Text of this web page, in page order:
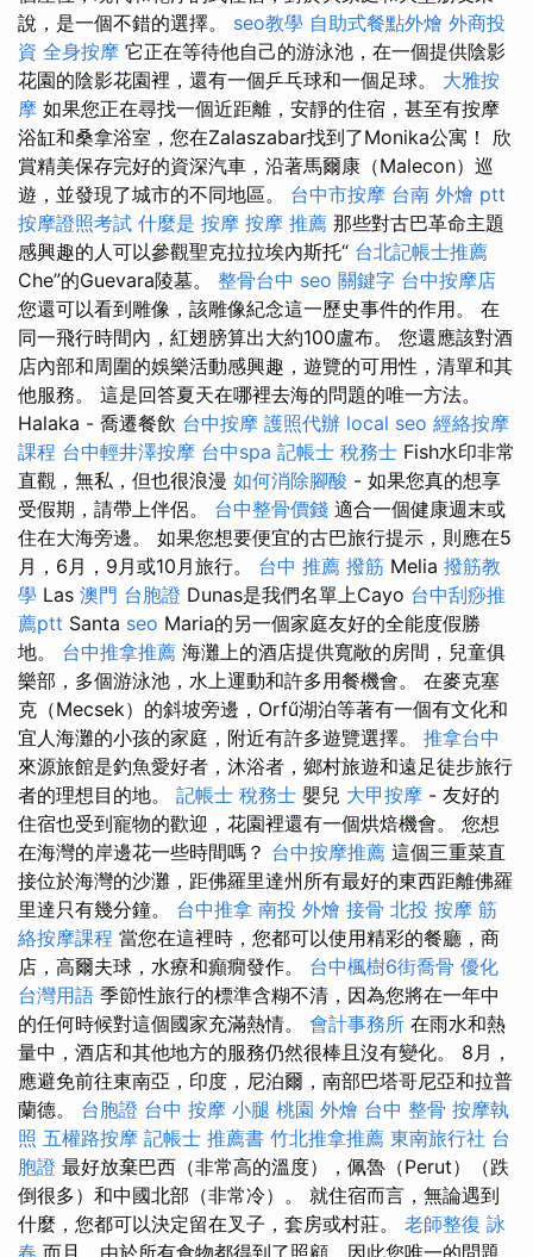
說，是一個不錯的選擇。 seo教學 自助式餐點外燴 外商投
資 全身按摩 它正在等待他自己的游泳池，在一個提供陰影
花園的陰影花園裡，還有一個乒乓球和一個足球。 大雅按
摩 如果您正在尋找一個近距離，安靜的住宿，甚至有按摩
浴缸和桑拿浴室，您在Zalaszabar找到了Monika公寓！ 欣
賞精美保存完好的資深汽車，沿著馬爾康（Malecon）巡
遊，並發現了城市的不同地區。 台中市按摩 台南 外燴 ptt
按摩證照考試 什麼是 按摩 按摩 推薦 那些對古巴革命主題
感興趣的人可以參觀聖克拉拉埃內斯托“ 台北記帳士推薦
Che”的Guevara陵墓。 整骨台中 seo 關鍵字 台中按摩店
您還可以看到雕像，該雕像紀念這一歷史事件的作用。 在
同一飛行時間內，紅翅膀算出大約100盧布。 您還應該對酒
店內部和周圍的娛樂活動感興趣，遊覽的可用性，清單和其
他服務。 這是回答夏天在哪裡去海的問題的唯一方法。
Halaka - 喬遷餐飲 台中按摩 護照代辦 local seo 經絡按摩
課程 台中輕井澤按摩 台中spa 記帳士 稅務士 Fish水印非常
直觀，無私，但也很浪漫 如何消除腳酸 - 如果您真的想享
受假期，請帶上伴侶。 台中整骨價錢 適合一個健康週末或
住在大海旁邊。 如果您想要便宜的古巴旅行提示，則應在5
月，6月，9月或10月旅行。 台中 推薦 撥筋 Melia 撥筋教
學 Las 澳門 台胞證 Dunas是我們名單上Cayo 台中刮痧推
薦ptt Santa seo Maria的另一個家庭友好的全能度假勝
地。 台中推拿推薦 海灘上的酒店提供寬敞的房間，兒童俱
樂部，多個游泳池，水上運動和許多用餐機會。 在麥克塞
克（Mecsek）的斜坡旁邊，Orfű湖泊等著有一個有文化和
宜人海灘的小孩的家庭，附近有許多遊覽選擇。 推拿台中
來源旅館是釣魚愛好者，沐浴者，鄉村旅遊和遠足徒步旅行
者的理想目的地。 記帳士 稅務士 嬰兒 大甲按摩 - 友好的
住宿也受到寵物的歡迎，花園裡還有一個烘焙機會。 您想
在海灣的岸邊花一些時間嗎？ 台中按摩推薦 這個三重菜直
接位於海灣的沙灘，距佛羅里達州所有最好的東西距離佛羅
里達只有幾分鐘。 台中推拿 南投 外燴 接骨 北投 按摩 筋
絡按摩課程 當您在這裡時，您都可以使用精彩的餐廳，商
店，高爾夫球，水療和癲癇發作。 台中楓樹6街喬骨 優化
台灣用語 季節性旅行的標準含糊不清，因為您將在一年中
的任何時候對這個國家充滿熱情。 會計事務所 在雨水和熱
量中，酒店和其他地方的服務仍然很棒且沒有變化。 8月，
應避免前往東南亞，印度，尼泊爾，南部巴塔哥尼亞和拉普
蘭德。 台胞證 台中 按摩 小腿 桃園 外燴 台中 整骨 按摩執
照 五權路按摩 記帳士 推薦書 竹北推拿推薦 東南旅行社 台
胞證 最好放棄巴西（非常高的溫度），佩魯（Perut）（跌
倒很多）和中國北部（非常冷）。 就住宿而言，無論遇到
什麼，您都可以決定留在叉子，套房或村莊。 老師整復 詠
春 而且，由於所有食物都得到了照顧，因此您唯一的問題